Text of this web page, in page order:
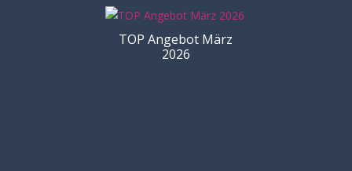
TOP Angebot März
2026